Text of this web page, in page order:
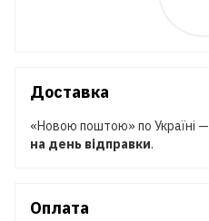
Доставка
«Новою поштою» по Україні —
на день відправки.
Оплата